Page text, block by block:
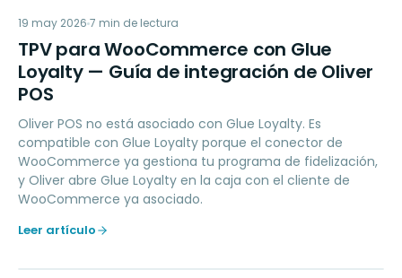
TP
LOYALTY
19 may 2026 7 min de lectura
TPV para WooCommerce con Glue
Loyalty — Guía de integración de Oliver
POS
Oliver POS no está asociado con Glue Loyalty. Es
compatible con Glue Loyalty porque el conector de
WooCommerce ya gestiona tu programa de fidelización,
y Oliver abre Glue Loyalty en la caja con el cliente de
WooCommerce ya asociado.
Leer artículo